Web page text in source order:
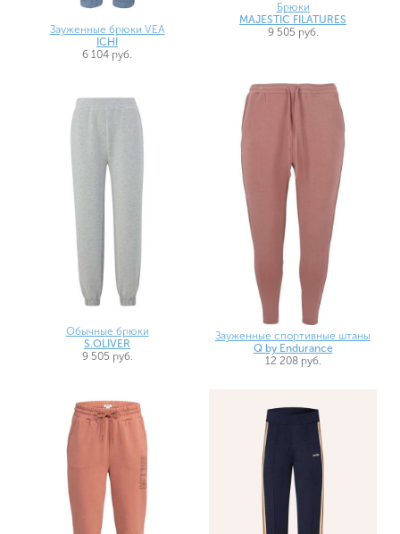
Зауженные брюки VEA
ICHI
6 104 руб.
Брюки
MAJESTIC FILATURES
9 505 руб.
Обычные брюки
S.OLIVER
9 505 руб.
Зауженные спортивные штаны
Q by Endurance
12 208 руб.